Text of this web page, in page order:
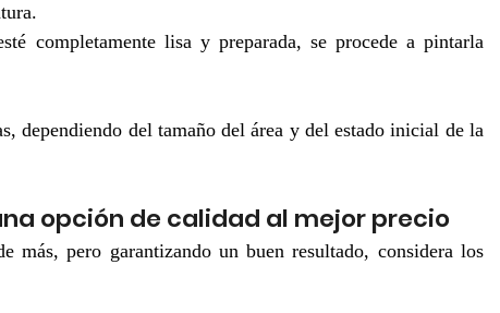
completamente lisa y preparada, se procede a pintarla
dependiendo del tamaño del área y del estado inicial de la
opción de calidad al mejor precio
más, pero garantizando un buen resultado, considera los